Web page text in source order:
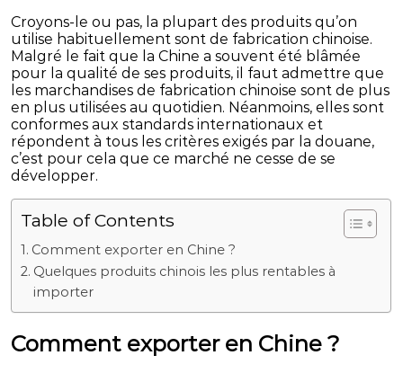
Croyons-le ou pas, la plupart des produits qu’on
utilise habituellement sont de fabrication chinoise.
Malgré le fait que la Chine a souvent été blâmée
pour la qualité de ses produits, il faut admettre que
les marchandises de fabrication chinoise sont de plus
en plus utilisées au quotidien. Néanmoins, elles sont
conformes aux standards internationaux et
répondent à tous les critères exigés par la douane,
c’est pour cela que ce marché ne cesse de se
développer.
Table of Contents
Comment exporter en Chine ?
Quelques produits chinois les plus rentables à
importer
Comment exporter en Chine ?